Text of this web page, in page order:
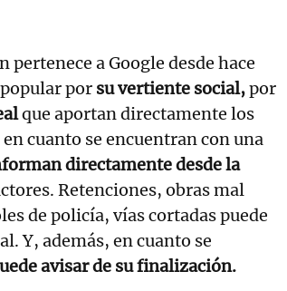
a Google desde hace
por su vertiente social,por
que aportan directamente los
cuanto se encuentran con una
directamente desde la
Retenciones, obras mal
de policía, vías cortadas puede
Y, además, en cuanto se
avisar de su finalización.